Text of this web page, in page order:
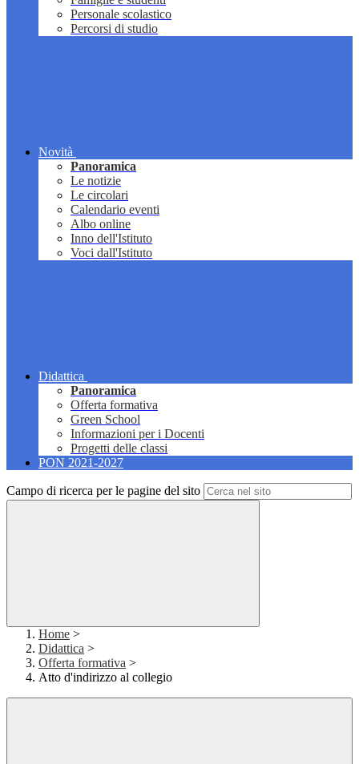
Personale scolastico
Percorsi di studio
Novità
Panoramica
Le notizie
Le circolari
Calendario eventi
Albo online
Inno dell'Istituto
Voci dall'Istituto
Didattica
Panoramica
Offerta formativa
Green School
Informazioni per i Docenti
Progetti delle classi
PON 2021-2027
Campo di ricerca per le pagine del sito
Home >
Didattica >
Offerta formativa >
Atto d'indirizzo al collegio